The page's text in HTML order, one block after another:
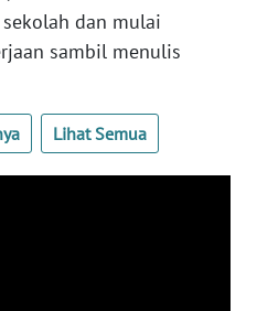
dan mulai
sambil menulis
Lihat Semua